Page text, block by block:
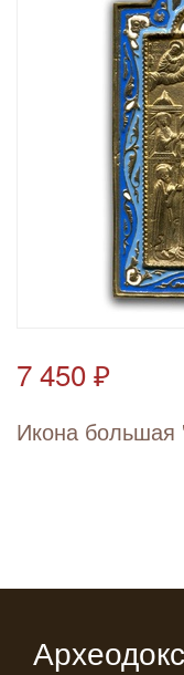
7 450 ₽
Икона большая